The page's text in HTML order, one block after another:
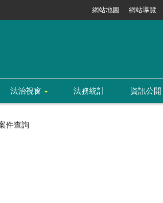
網站地圖 網站導覽
法治視窗 法務統計 資訊公開
件查詢